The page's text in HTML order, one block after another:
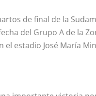
de final de la
del Grupo A de la
el estadio José María